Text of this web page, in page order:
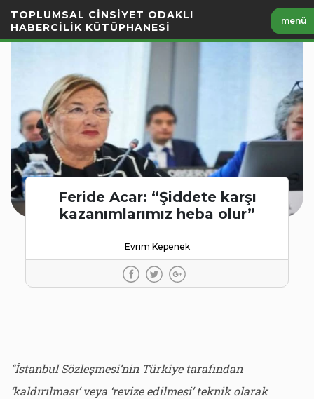
Geç
TOPLUMSAL CİNSİYET ODAKLI
HABERCİLİK KÜTÜPHANESİ
menü
Feride Acar: “Şiddete karşı
kazanımlarımız heba olur”
Evrim Kepenek
“İstanbul Sözleşmesi’nin Türkiye tarafından
‘kaldırılması’ veya ‘revize edilmesi’ teknik olarak